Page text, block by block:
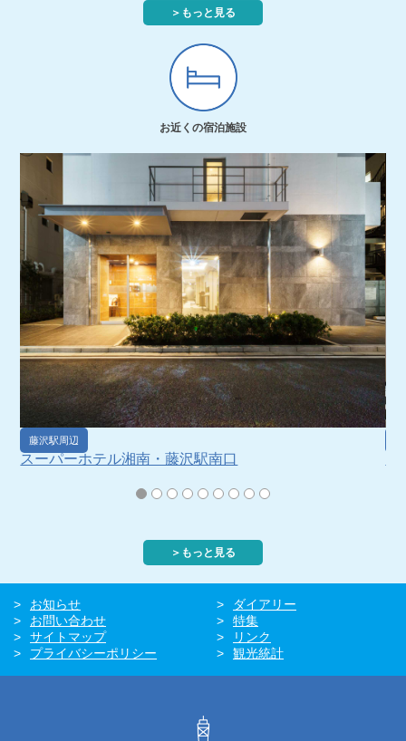
＞もっと見る
お近くの宿泊施設
藤沢駅周辺
スーパーホテル湘南・藤沢駅南口
＞もっと見る
お知らせ
ダイアリー
お問い合わせ
特集
サイトマップ
リンク
プライバシーポリシー
観光統計